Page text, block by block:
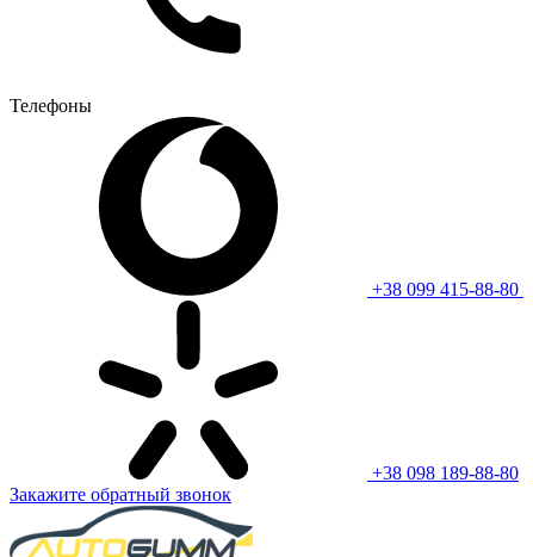
Телефоны
+38 099 415-88-80
+38 098 189-88-80
Закажите обратный звонок